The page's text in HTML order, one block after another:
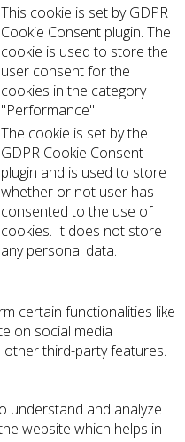
This cookie is set by GDPR
Cookie Consent plugin. The
cookie is used to store the
user consent for the
cookies in the category
"Performance".
The cookie is set by the
GDPR Cookie Consent
plugin and is used to store
whether or not user has
consented to the use of
cookies. It does not store
any personal data.
certain functionalities like
on social media
third-party features.
understand and analyze
website which helps in